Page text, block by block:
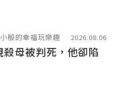
殷的幸福玩樂趣 2026.08.06
殺母被判死，他卻陷